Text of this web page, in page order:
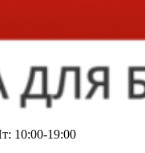
10:00-19:00